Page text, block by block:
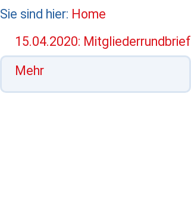
Sie sind hier: Home
15.04.2020: Mitgliederrundbrief
Mehr